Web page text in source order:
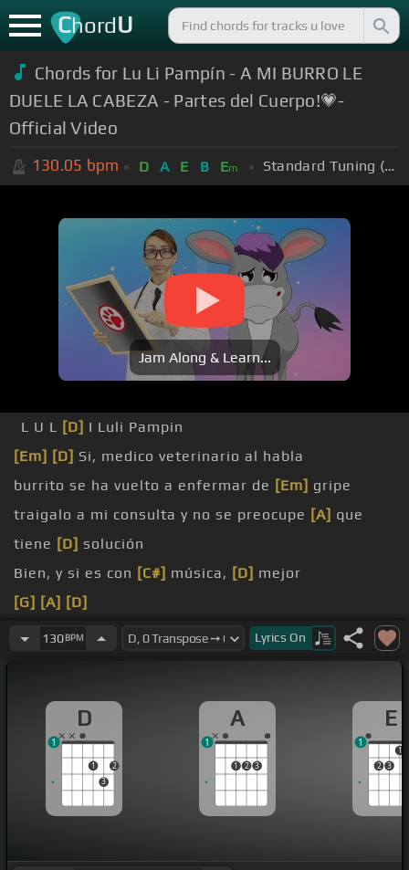
ChordU
Chords for Lu Li Pampín - A MI BURRO LE
DUELE LA CABEZA - Partes del Cuerpo!💗-
Official Video
130.05 bpm D A E B Em Standard Tuning (EADGBE)
Jam Along & Learn...
L U L [D] I Luli Pampin
[Em] [D] Si, medico veterinario al habla
burrito se ha vuelto a enfermar de [Em] gripe
traigalo a mi consulta y no se preocupe [A] que
tiene [D] solución
Bien, y si es con [C#] música, [D] mejor
[G] [A] [D]
[A] [C#]
[Bm]
A mi burro, a mi burro le duele la cabeza
130BPM Lyrics On
D
1
3
2
1
A
1 2 3
1
E
2 3
1
1